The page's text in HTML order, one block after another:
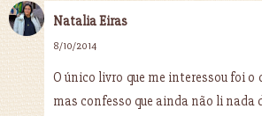
Natalia Eiras
8/10/2014
O único livro que me interessou foi o
mas confesso que ainda não li nada